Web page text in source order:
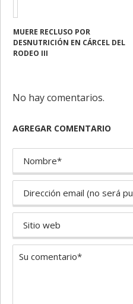
MUERE RECLUSO POR
DESNUTRICIÓN EN CÁRCEL DEL
RODEO III
No hay comentarios.
AGREGAR COMENTARIO